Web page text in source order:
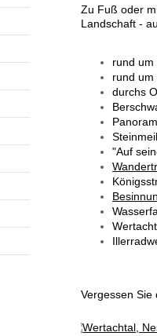
Zu Fuß oder
Landschaft -
rund um
rund um
durchs
"Auf
Vergessen Sie